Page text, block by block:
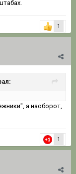
1
а наоборот,
1